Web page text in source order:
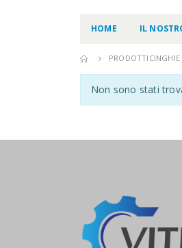
HOME IL
PRODOTTI
Non sono stati